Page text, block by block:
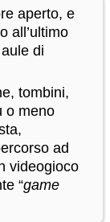
aperto, e
all’ultimo
di
tombini,
o meno
ad
videogioco
“game